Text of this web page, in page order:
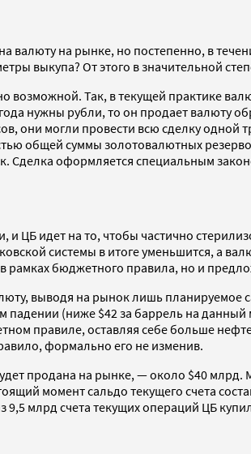
на рынке, но постепенно, в
выкупа? От этого в значительной
возможной. Так, в текущей практике
нужны рубли, то он продает валюту
они могли провести всю сделку
общей суммы золотовалютных
Сделка оформляется специальным
и ЦБ идет на то, чтобы частично
системы в итоге уменьшится, а
рамках бюджетного правила, но и
выводя на рынок лишь планируемое
(ниже $42 за баррель на
правиле, оставляя себе больше
формально его не изменив.
продана на рынке, — около $40
момент сальдо текущего счета
9,5 млрд счета текущих операций ЦБ